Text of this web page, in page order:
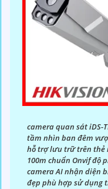
sẵn lòng hỗ trợ và tư
camera quan sát iDS-
tầm nhìn ban đêm
hỗ trợ lưu trữ trên thẻ
100m chuẩn Onvif độ
camera AI nhận diện
đẹp phù hợp sử dụng